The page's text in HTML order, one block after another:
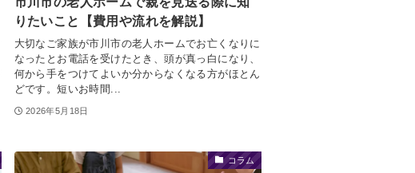
りたいこと【費用や流れを解説】
大切なご家族が市川市の老人ホームでお亡くなりに
なったとお電話を受けたとき、頭が真っ白になり、
何から手をつけてよいか分からなくなる方がほとん
どです。短いお時間...
2026年5月18日
コラム